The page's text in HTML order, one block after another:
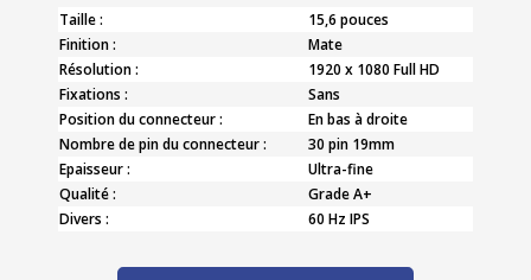
Taille :
15,6 pouces
Finition :
Mate
Résolution :
1920 x 1080 Full HD
Fixations :
Sans
Position du connecteur :
En bas à droite
Nombre de pin du connecteur :
30 pin 19mm
Epaisseur :
Ultra-fine
Qualité :
Grade A+
Divers :
60 Hz IPS